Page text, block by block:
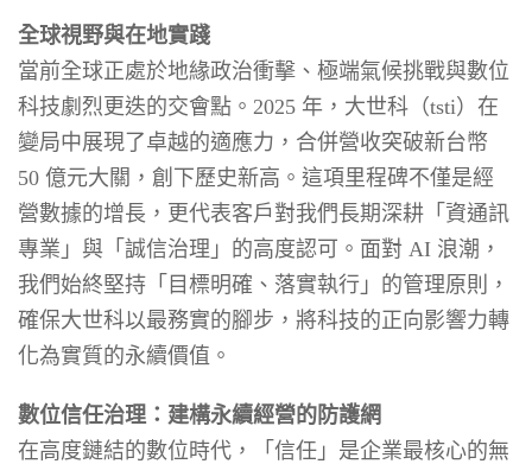
全球視野與在地實踐
當前全球正處於地緣政治衝擊、極端氣候挑戰與數位
科技劇烈更迭的交會點。2025 年，大世科（tsti）在
變局中展現了卓越的適應力，合併營收突破新台幣
50 億元大關，創下歷史新高。這項里程碑不僅是經
營數據的增長，更代表客戶對我們長期深耕「資通訊
專業」與「誠信治理」的高度認可。面對 AI 浪潮，
我們始終堅持「目標明確、落實執行」的管理原則，
確保大世科以最務實的腳步，將科技的正向影響力轉
化為實質的永續價值。
數位信任治理：建構永續經營的防護網
在高度鏈結的數位時代，「信任」是企業最核心的無